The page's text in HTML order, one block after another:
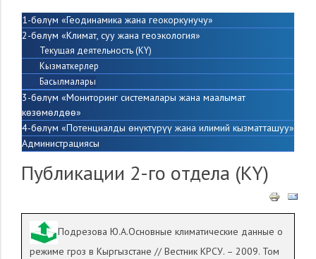
1-бөлүм «Геодинамика жана геокоркунучу»
2-бөлүм «Климат, суу жана геоэкология»
Текущая деятельность (KY)
Кызматкерлер
Басылмалары
3-бөлүм «Мониторинг системалары жана маалымат
кѳзѳмѳлдѳѳ»
4-бөлүм «Потенциалды ѳнүктүрүү жана илимий кызматташуу»
Администрациясы
Публикации 2-го отдела (KY)
Подрезова Ю.А.Основные климатические данные о
режиме гроз в Кыргызстане // Вестник КРСУ. – 2009. Том